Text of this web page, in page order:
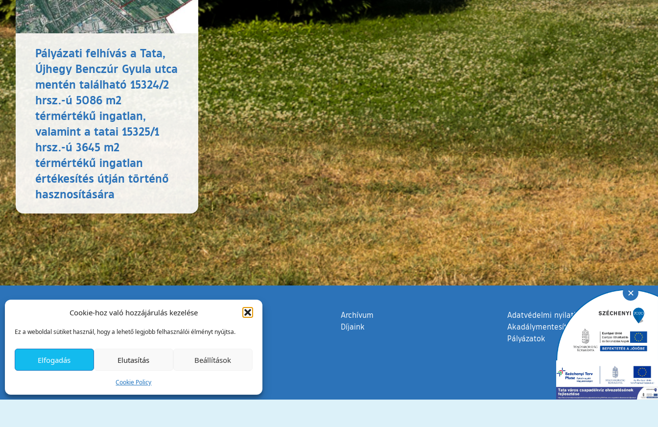
Cookie-hoz való hozzájárulás kezelése
Ez a weboldal sütiket használ, hogy a lehető legjobb felhasználói élményt nyújtsa.
Elfogadás Elutasítás Beállítások
Cookie Policy
Pályázati felhívás a Tata,
Újhegy Benczúr Gyula utca
mentén található 15324/2
hrsz.-ú 5086 m2
térmértékű ingatlan,
valamint a tatai 15325/1
hrsz.-ú 3645 m2
térmértékű ingatlan
értékesítés útján történő
hasznosítására
Tata Város Önkormányzata
2890 Tata, Kossuth tér 1.
+36 34 / 587 078
Email:ph@tata.hu
Archívum
Díjaink
Adatvédelmi nyilatkozat
Akadálymentesítési nyilatkozat
Pályázatok
✕